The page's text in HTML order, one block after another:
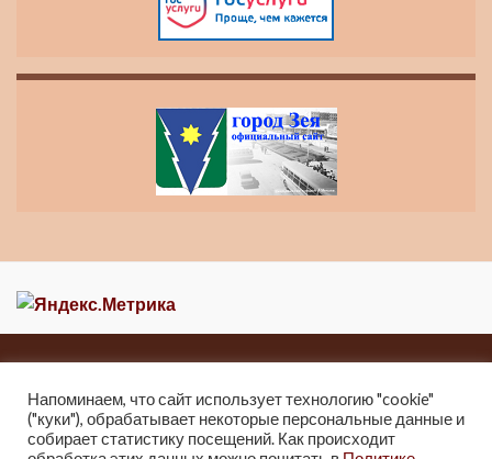
Карта сайта
2013-2021 Краеведческий музей города Зеи
Напоминаем, что сайт использует технологию "cookie"
("куки"), обрабатывает некоторые персональные данные и
собирает статистику посещений. Как происходит